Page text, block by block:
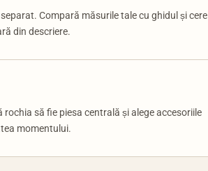
Compară măsurile tale cu ghidul și cere
din descriere.
să fie piesa centrală și alege accesoriile
momentului.